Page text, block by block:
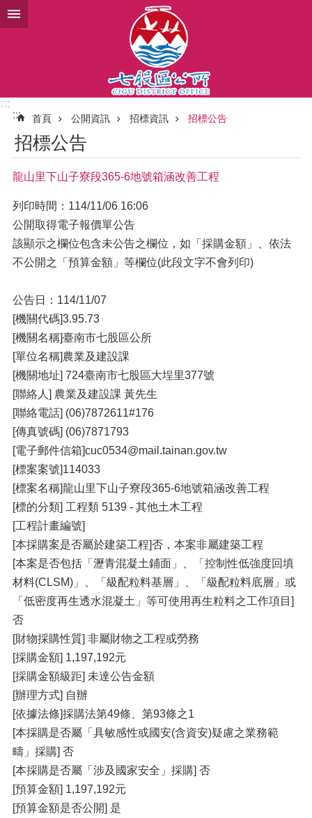
跳到主要內容區塊
:::
:::
首頁 公開資訊 招標資訊 招標公告
招標公告
龍山里下山子寮段365-6地號箱涵改善工程
列印時間：114/11/06 16:06
公開取得電子報價單公告
該顯示之欄位包含未公告之欄位，如「採購金額」、依法
不公開之「預算金額」等欄位(此段文字不會列印)
公告日：114/11/07
[機關代碼]3.95.73
[機關名稱]臺南市七股區公所
[單位名稱]農業及建設課
[機關地址] 724臺南市七股區大埕里377號
[聯絡人] 農業及建設課 黃先生
[聯絡電話] (06)7872611#176
[傳真號碼] (06)7871793
[電子郵件信箱]cuc0534@mail.tainan.gov.tw
[標案案號]114033
[標案名稱]龍山里下山子寮段365-6地號箱涵改善工程
[標的分類] 工程類 5139 - 其他土木工程
[工程計畫編號]
[本採購案是否屬於建築工程]否，本案非屬建築工程
[本案是否包括「瀝青混凝土鋪面」、「控制性低強度回填
材料(CLSM)」、「級配粒料基層」、「級配粒料底層」或
「低密度再生透水混凝土」等可使用再生粒料之工作項目]
否
[財物採購性質] 非屬財物之工程或勞務
[採購金額] 1,197,192元
[採購金額級距] 未達公告金額
[辦理方式] 自辦
[依據法條]採購法第49條、第93條之1
[本採購是否屬「具敏感性或國安(含資安)疑慮之業務範
疇」採購] 否
[本採購是否屬「涉及國家安全」採購] 否
[預算金額] 1,197,192元
[預算金額是否公開] 是